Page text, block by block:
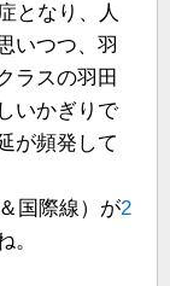
となり、人
いつつ、羽
ラスの羽田
いかぎりで
が頻発して
国際線）が2
。